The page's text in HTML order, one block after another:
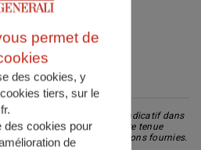
contrat.
santé : c'est simple !
l'article
données à titre purement indicatif dans
Generali ne saurait être tenue
nature lié aux informations fournies.
permet de
des cookies, y
tiers, sur le
des cookies pour
de